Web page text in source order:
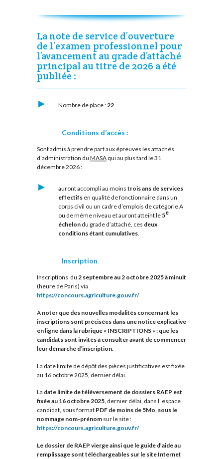
La note de service d’ouverture
de l’examen professionnel pour
l’avancement au grade d’attaché
principal au titre de 2026 a été
publiée :
Nombre de place : 22
Conditions d’accès :
Sont admis à prendre part aux épreuves les attachés
d’administration du MASA qui au plus tard le 31
décembre 2026 :
auront accompli au moins trois ans de services
effectifsen qualité de fonctionnaire dans un
corps civil ou un cadre d’emplois de catégorie A
ou de même niveau et auront atteint le5e
échelondu grade d’attaché, ces deux
conditions étant cumulatives.
Inscription
Inscriptions du 2 septembre au 2 octobre 2025 à minuit
(heure de Paris) via
https://concours.agriculture.gouv.fr/
A noter que des nouvelles modalités concernant les
inscriptions sont précisées dans une notice explicative
en ligne dans la rubrique « INSCRIPTIONS » ; que les
candidats sont invités à consulter avant de commencer
leur démarche d’inscription.
La date limite de dépôt des pièces justificatives est fixée
au 16 octobre 2025, dernier délai.
La date limite de téléversement de dossiers RAEP est
fixée au 16 octobre 2025, dernier délai, dans l’ espace
candidat, sous format PDF de moins de 5Mo, sous le
nommage nom-prénom sur le site :
https://concours.agriculture.gouv.fr/
Le dossier de RAEP vierge ainsi que le guide d’aide au
remplissage sont téléchargeables sur le site Internet